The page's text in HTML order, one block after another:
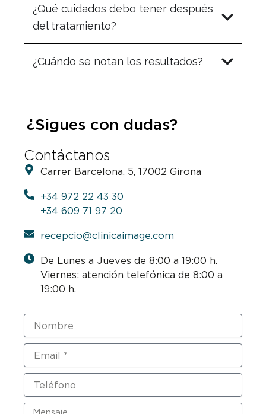
¿Qué cuidados debo tener después
del tratamiento?
¿Cuándo se notan los resultados?
¿Sigues con dudas?
Contáctanos
Carrer Barcelona, 5, 17002 Girona
+34 972 22 43 30
+34 609 71 97 20
recepcio@clinicaimage.com
De Lunes a Jueves de 8:00 a 19:00 h.
Viernes: atención telefónica de 8:00 a
19:00 h.
Nombre
Email
Teléfono
Mensaje